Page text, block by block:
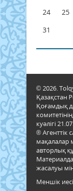
24
25
31
© 2026.
Қазақстан
Қоғамдық
куәлігі
® Агенттік
мақалалар
авторлық
жасалуы
Меншік